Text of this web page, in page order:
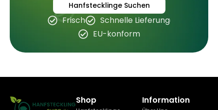
Hanfstecklinge Suchen
Frisch
Schnelle Lieferung
EU-konform
Shop Information